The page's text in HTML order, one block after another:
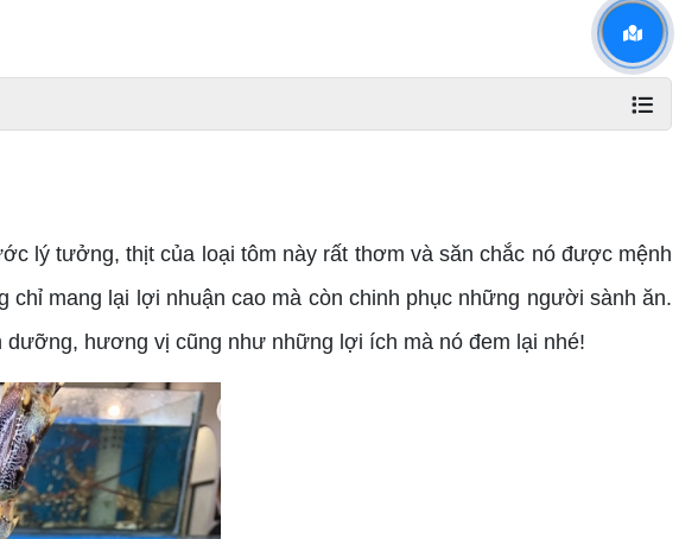
lý tưởng, thịt của loại tôm này rất thơm và săn chắc nó được mệnh
mang lại lợi nhuận cao mà còn chinh phục những người sành ăn.
dưỡng, hương vị cũng như những lợi ích mà nó đem lại nhé!